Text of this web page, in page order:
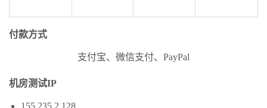
付款方式
支付宝、微信支付、PayPal
机房测试IP
155.235.2.128